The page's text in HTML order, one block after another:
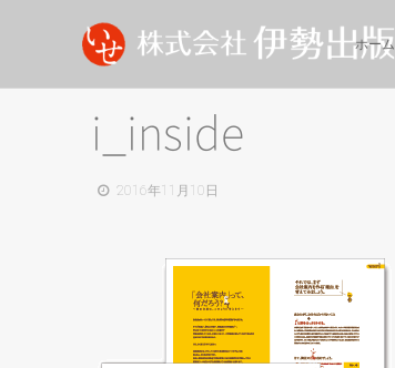
ホーム
i_inside
2016年11月10日